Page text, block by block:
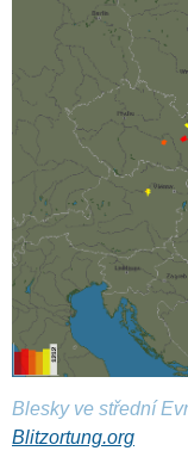
Blesky ve střední
Blitzortung.org